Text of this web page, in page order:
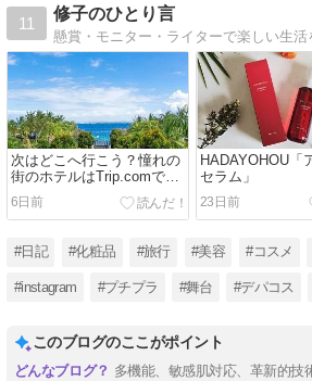
11
修子のひとり言
次はどこへ行こう？憧れの
街のホテルはTrip.comで探
すのが楽しい件☆
6日前
HADAYOHOU「
セラム」
23日前
#日記 #化粧品 #旅行 #美容 #コスメ
#instagram #プチプラ #舞台 #デパコス
このブログのここがポイント
多機能、敏感肌対応、革新的技